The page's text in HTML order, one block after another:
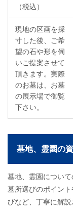
（税込）
現地の区画を採
寸した後、ご希
望の石や形を伺
いご提案させて
頂きます。実際
のお墓は、お墓
の展示場で御覧
下さい。
墓地、霊園の
墓地、霊園について
墓所選びのポイン
びなど、丁寧に解説